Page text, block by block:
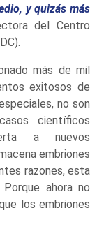
y quizás más
del Centro
más de mil
exitosos de
no son
científicos
a nuevos
embriones
razones, esta
ahora no
los embriones